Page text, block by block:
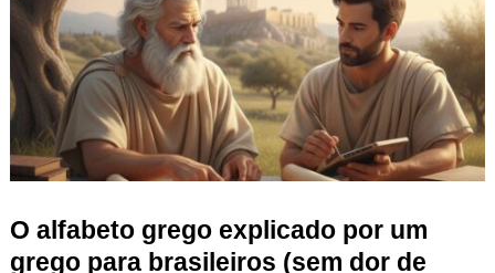
O alfabeto grego explicado por um
grego para brasileiros (sem dor de